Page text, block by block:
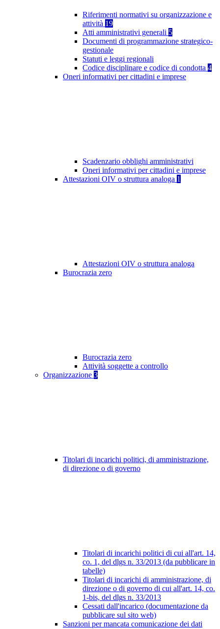
Riferimenti normativi su organizzazione e
attività 19
Atti amministrativi generali 5
Documenti di programmazione strategico-
gestionale
Statuti e leggi regionali
Codice disciplinare e codice di condotta 4
Oneri informativi per cittadini e imprese
Scadenzario obblighi amministrativi
Oneri informativi per cittadini e imprese
Attestazioni OIV o struttura analoga 1
Attestazioni OIV o struttura analoga
Burocrazia zero
Burocrazia zero
Attività soggette a controllo
Organizzazione 3
Titolari di incarichi politici, di amministrazione,
di direzione o di governo
Titolari di incarichi politici di cui all'art. 14,
co. 1, del dlgs n. 33/2013 (da pubblicare in
tabelle)
Titolari di incarichi di amministrazione, di
direzione o di governo di cui all'art. 14, co.
1-bis, del dlgs n. 33/2013
Cessati dall'incarico (documentazione da
pubblicare sul sito web)
Sanzioni per mancata comunicazione dei dati